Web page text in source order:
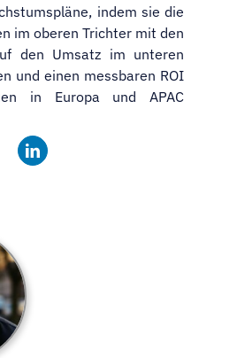
indem sie die
im oberen Trichter mit den
den Umsatz im unteren
und einen messbaren ROI
in Europa und APAC